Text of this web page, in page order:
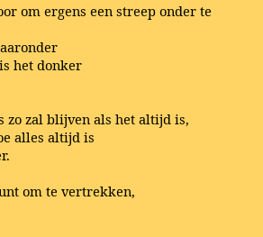
om ergens een streep onder te
het donker
zo zal blijven als het altijd is,
alles altijd is
om te vertrekken,